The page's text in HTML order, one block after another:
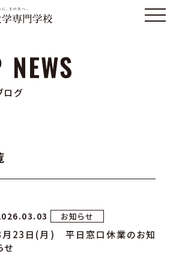
ログ
お知らせ
月23日(月) 平日窓口休業のお知
せ